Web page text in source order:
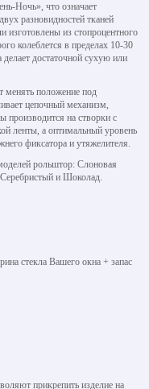
Ночь», что означает
разновидностей тканей
изготовлены из стопроцентного
колеблется в пределах 10-30
достаточной сухую или
менять положение под
цепочный механизм,
производится на створки с
ленты, а оптимальный уровень
фиксатора и утяжелителя.
рольштор: Слоновая
и Шоколад.
стекла Вашего окна + запас
прикрепить изделие на